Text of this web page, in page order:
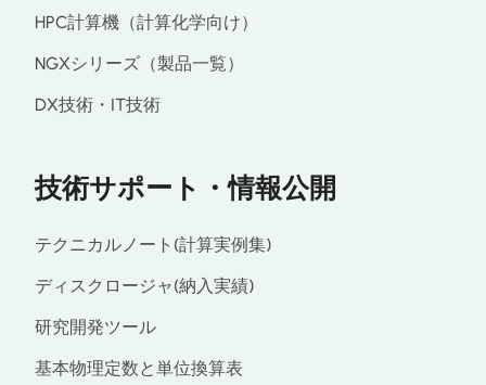
HPC計算機（計算化学向け）
NGXシリーズ（製品一覧）
DX技術・IT技術
技術サポート・情報公開
テクニカルノート(計算実例集)
ディスクロージャ(納入実績)
研究開発ツール
基本物理定数と単位換算表